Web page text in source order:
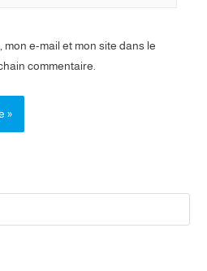
mon e-mail et mon site dans le
commentaire.